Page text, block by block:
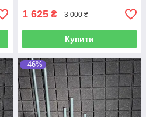
1 625 ₴ 3 000 ₴
Купити
–46%